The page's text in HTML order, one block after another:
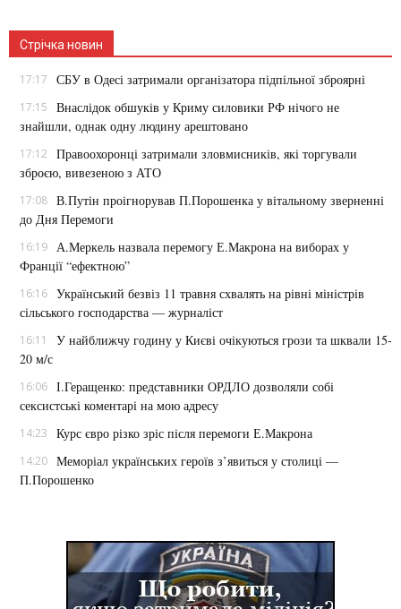
Стрічка новин
17:17 СБУ в Одесі затримали організатора підпільної зброярні
17:15
Внаслідок обшуків у Криму силовики РФ нічого не
знайшли, однак одну людину арештовано
17:12
Правоохоронці затримали зловмисників, які торгували
зброєю, вивезеною з АТО
17:08 В.Путін проігнорував П.Порошенка у вітальному зверненні
до Дня Перемоги
16:19 А.Меркель назвала перемогу Е.Макрона на виборах у
Франції “ефектною”
16:16 Український безвіз 11 травня схвалять на рівні міністрів
сільського господарства — журналіст
16:11
У найближчу годину у Києві очікуються грози та шквали 15-
20 м/с
16:06 І.Геращенко: представники ОРДЛО дозволяли собі
сексистські коментарі на мою адресу
14:23 Курс євро різко зріс після перемоги Е.Макрона
14:20 Меморіал українських героїв з’явиться у столиці —
П.Порошенко